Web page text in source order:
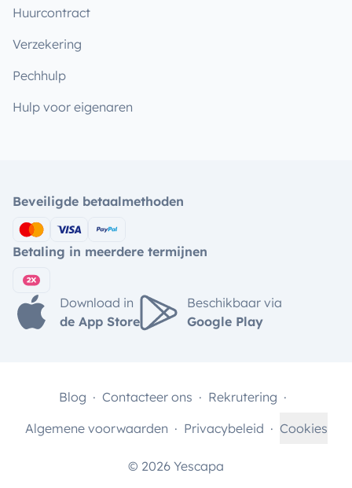
Huurcontract
Verzekering
Pechhulp
Hulp voor eigenaren
Beveiligde betaalmethoden
Betaling in meerdere termijnen
Download in
de App Store
Beschikbaar via
Google Play
© 2026 Yescapa
Blog Contacteer ons
Rekrutering
Algemene voorwaarden
Privacybeleid Cookies